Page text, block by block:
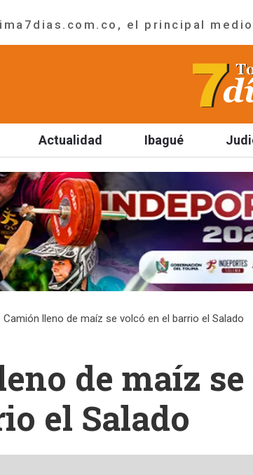
el principal
Actualidad Ibagué
Camión lleno de maíz se volcó en el barrio el Salado
de maíz
el Salado